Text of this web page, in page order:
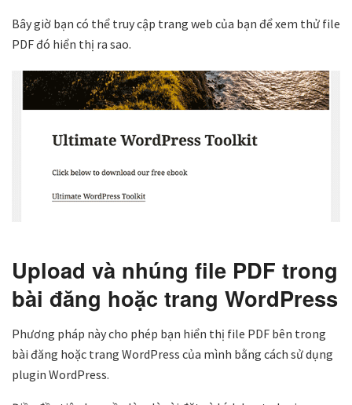
Bây giờ bạn có thể truy cập trang web của bạn để xem thử file
PDF đó hiển thị ra sao.
Upload và nhúng file PDF trong
bài đăng hoặc trang WordPress
Phương pháp này cho phép bạn hiển thị file PDF bên trong
bài đăng hoặc trang WordPress của mình bằng cách sử dụng
plugin WordPress.